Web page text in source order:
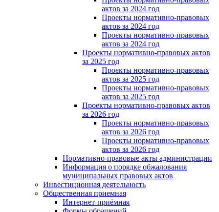
актов за 2024 год
Проекты нормативно-правовых
актов за 2024 год
Проекты нормативно-правовых
актов за 2024 год
Проекты нормативно-правовых актов
за 2025 год
Проекты нормативно-правовых
актов за 2025 год
Проекты нормативно-правовых
актов за 2025 год
Проекты нормативно-правовых актов
за 2026 год
Проекты нормативно-правовых
актов за 2026 год
Проекты нормативно-правовых
актов за 2026 год
Нормативно-правовые акты администрации
Информация о порядке обжалования
муниципальных правовых актов
Инвестиционная деятельность
Общественная приемная
Интернет-приёмная